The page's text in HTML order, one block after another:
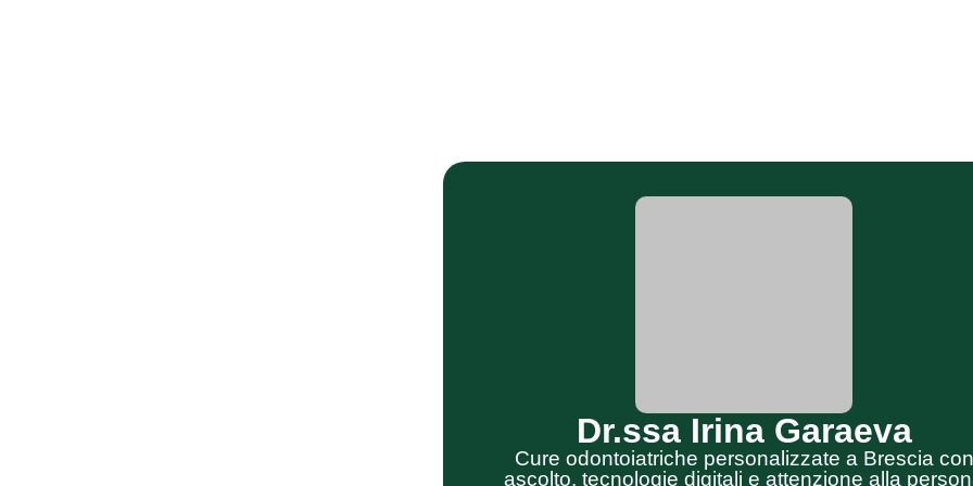
Dr.ssa Irina Garaeva
Cure odontoiatriche personalizzate a Brescia con
ascolto, tecnologie digitali e attenzione alla